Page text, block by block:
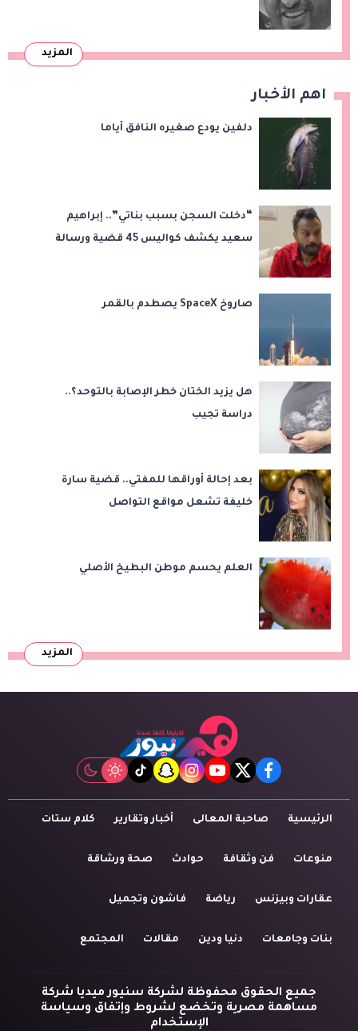
المزيد
اهم الأخبار
دلفين يودع صغيره النافق أياما
“دخلت السجن بسبب بناتي”.. إبراهيم
سعيد يكشف كواليس 45 قضية ورسالة
صاروخ SpaceX يصطدم بالقمر
هل يزيد الختان خطر الإصابة بالتوحد؟..
دراسة تجيب
بعد إحالة أوراقها للمفتي.. قضية سارة
خليفة تشعل مواقع التواصل
العلم يحسم موطن البطيخ الأصلي
المزيد
facebook
twitter
youtube
instagram
snapchat
tiktok
الرئيسية صاحبة المعالى أخبار وتقارير كلام ستات
منوعات فن وثقافة حوادث صحة ورشاقة
عقارات وبيزنس رياضة فاشون وتجميل
بنات وجامعات دنيا ودين مقالات المجتمع
جميع الحقوق محفوظة لشركة سنيور ميديا شركة
مساهمة مصرية وتخضع لشروط وإتفاق وسياسة
الإستخدام